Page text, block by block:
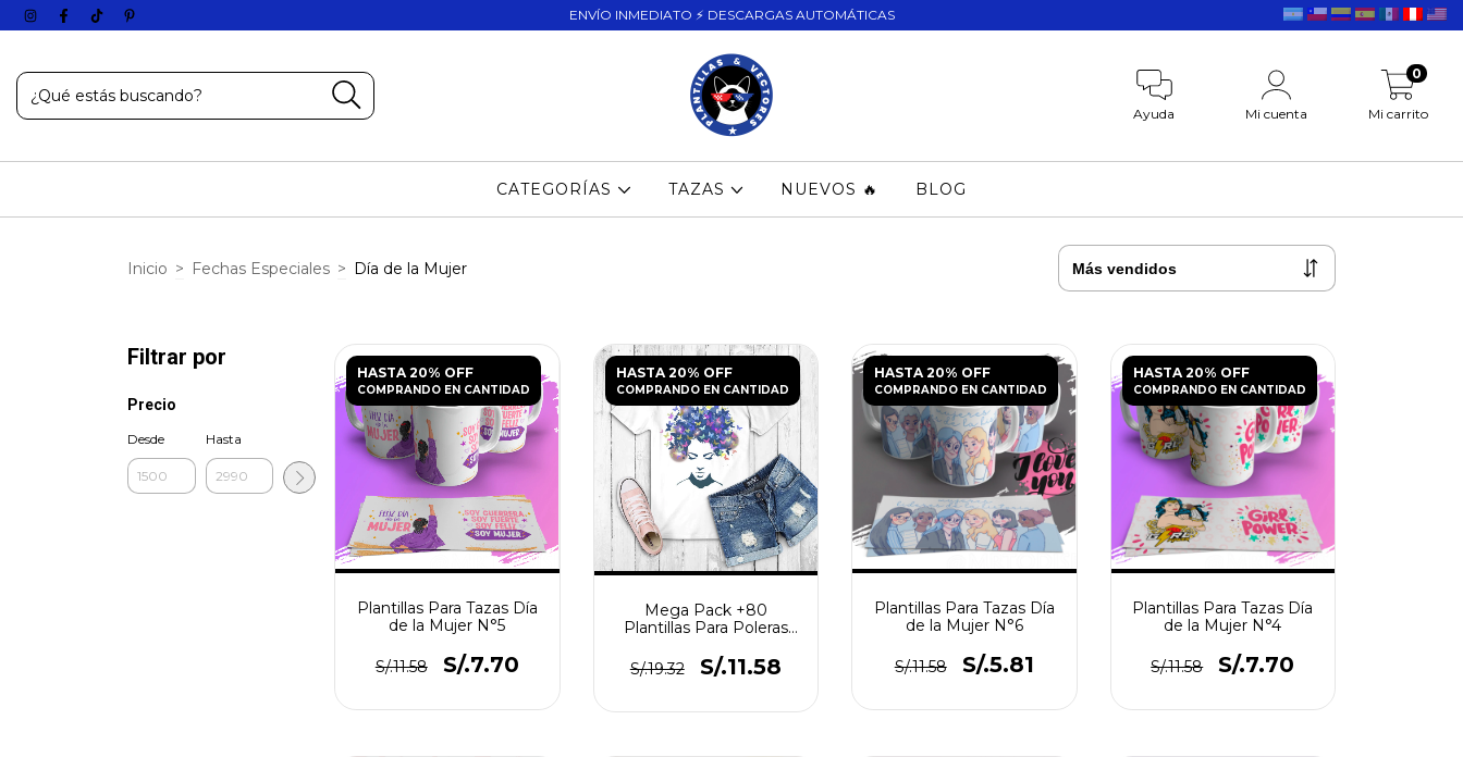
ENVÍO INMEDIATO ⚡ DESCARGAS AUTOMÁTICAS
Ayuda Mi cuenta Mi carrito
0
CATEGORÍAS TAZAS NUEVOS 🔥 BLOG
Inicio > Fechas Especiales > Día de la Mujer
Filtrar por
Precio
Desde Hasta
HASTA 20% OFF
COMPRANDO EN CANTIDAD
Plantillas Para Tazas Día
de la Mujer N°5
S/.11.58 S/.7.70
HASTA 20% OFF
COMPRANDO EN CANTIDAD
Mega Pack +80
Plantillas Para Poleras
S/.19.32
S/.11.58
HASTA 20% OFF
COMPRANDO EN CANTIDAD
Plantillas Para Tazas Día
de la Mujer N°6
S/.11.58 S/.5.81
HASTA 20% OFF
COMPRANDO EN CANTIDAD
Plantillas Para Tazas Día
de la Mujer N°4
S/.11.58 S/.7.70